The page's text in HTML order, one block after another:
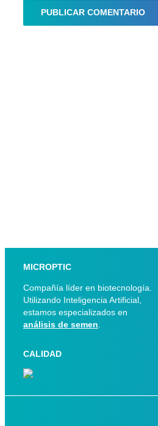
MICROPTIC
Compañía líder en biotecnología.
Utilizando Inteligencia Artificial,
estamos especializados en
análisis de semen.
CALIDAD